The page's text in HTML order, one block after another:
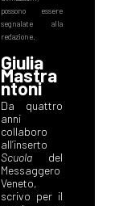
Giulia
Mastra
ntoni
Da quattro
anni
collaboro
all’inserto
Scuola del
Messaggero
Veneto,
scrivo per il